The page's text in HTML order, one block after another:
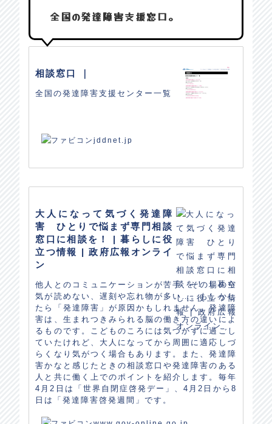
全国の発達障害支援窓口。
相談窓口 ｜
全国の発達障害支援センター一覧
jddnet.jp
大人になって気づく発達障
害 ひとりで悩まず専門相談
窓口に相談を！ | 暮らしに役
立つ情報 | 政府広報オンライ
ン
他人とのコミュニケーションが苦手、その場の空
気が読めない、遅刻や忘れ物が多い…。もしかし
たら「発達障害」が原因かもしれません。発達障
害は、生まれつきみられる脳の働き方の違いによ
るものです。こどものころには気づかずに過ごし
ていたけれど、大人になってから周囲に適応しづ
らくなり気がつく場合もあります。また、発達障
害かなと感じたときの相談窓口や発達障害のある
人と共に働く上でのポイントを紹介します。毎年
4月2日は「世界自閉症啓発デー」、4月2日から8
日は「発達障害啓発週間」です。